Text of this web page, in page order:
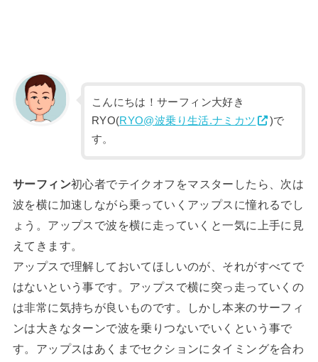
こんにちは！サーフィン大好き
RYO(RYO@波乗り生活.ナミカツ
)で
す。
サーフィン初心者でテイクオフをマスターしたら、次は
波を横に加速しながら乗っていくアップスに憧れるでし
ょう。アップスで波を横に走っていくと一気に上手に見
えてきます。
アップスで理解しておいてほしいのが、それがすべてで
はないという事です。アップスで横に突っ走っていくの
は非常に気持ちが良いものです。しかし本来のサーフィ
ンは大きなターンで波を乗りつないでいくという事で
す。アップスはあくまでセクションにタイミングを合わ